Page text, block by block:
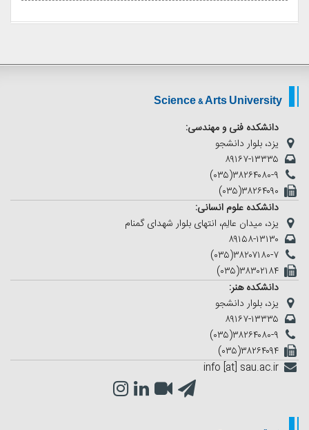
Science & Arts University
دانشکده فنی و مهندسی:
یزد، بلوار دانشجو
۸۹۱۶۷-۱۳۳۳۵
(۰۳۵)۳۸۲۶۴۰۸۰-۹
(۰۳۵)۳۸۲۶۴۰۹۰
دانشکده علوم انسانی:
یزد، میدان عالِم، انتهای بلوار شهدای گمنام
۸۹۱۵۸-۱۳۱۳۰
(۰۳۵)۳۸۲۰۷۱۸۰-۷
(۰۳۵)۳۸۳۰۲۱۸۴
دانشکده هنر:
یزد، بلوار دانشجو
۸۹۱۶۷-۱۳۳۳۵
(۰۳۵)۳۸۲۶۴۰۸۰-۹
(۰۳۵)۳۸۲۶۴۰۹۴
info [at] sau.ac.ir